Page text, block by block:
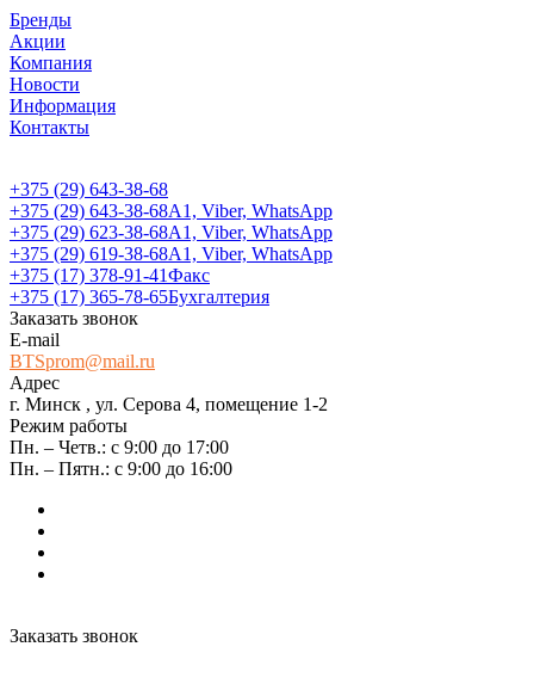
Бренды
Акции
Компания
Новости
Информация
Контакты
+375 (29) 643-38-68
+375 (29) 643-38-68А1, Viber, WhatsApp
+375 (29) 623-38-68А1, Viber, WhatsApp
+375 (29) 619-38-68А1, Viber, WhatsApp
+375 (17) 378-91-41Факс
+375 (17) 365-78-65Бухгалтерия
Заказать звонок
E-mail
BTSprom@mail.ru
Адрес
г. Минск , ул. Серова 4, помещение 1-2
Режим работы
Пн. – Четв.: с 9:00 до 17:00
Пн. – Пятн.: с 9:00 до 16:00
Заказать звонок